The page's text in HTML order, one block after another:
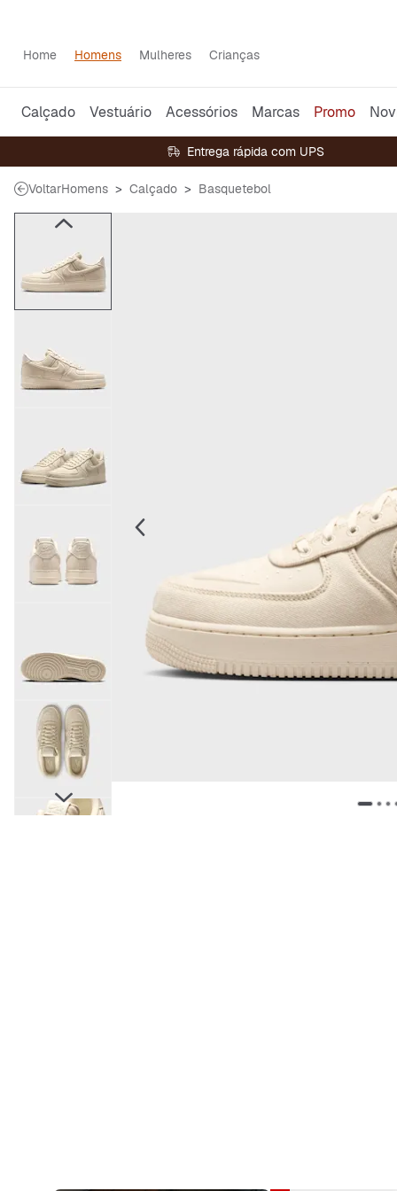
Home Homens Mulheres Crianças
Calçado Vestuário Acessórios Marcas Promo
Entrega rápida com UPS
VoltarHomens Calçado Basquetebol